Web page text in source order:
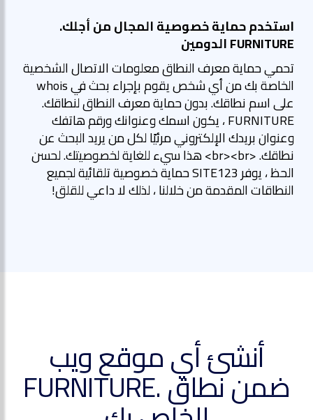
استخدم حماية خصوصية المجال من أجلك.
FURNITURE الدومين
تحمي حماية معرف النطاق معلومات الاتصال الشخصية
الخاصة بك من أي شخص يقوم بإجراء بحث في whois
على اسم نطاقك. بدون حماية معرف النطاق لنطاقك.
FURNITURE ، يكون اسمك وعنوانك ورقم هاتفك
وعنوان بريدك الإلكتروني مرئيًا لكل من يريد البحث عن
نطاقك. <br><br> هذا سيء للغاية لخصوصيتك. لحسن
الحظ ، يوفر SITE123 حماية خصوصية تلقائية لجميع
النطاقات المقدمة من خلالنا ، لذلك لا داعي للقلق!
أنشئ أي موقع ويب
ضمن نطاق .FURNITURE